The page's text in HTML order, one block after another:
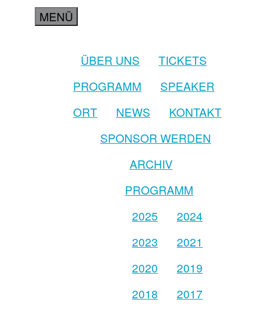
MENÜ
ÜBER UNS
TICKETS
PROGRAMM
SPEAKER
ORT
NEWS
KONTAKT
SPONSOR WERDEN
ARCHIV
PROGRAMM
2025
2024
2023
2021
2020
2019
2018
2017